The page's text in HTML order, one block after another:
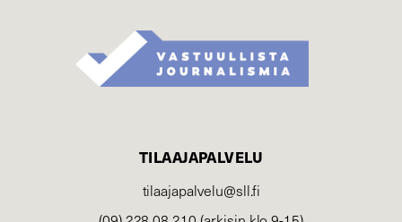
TILAAJAPALVELU
tilaajapalvelu@sll.fi